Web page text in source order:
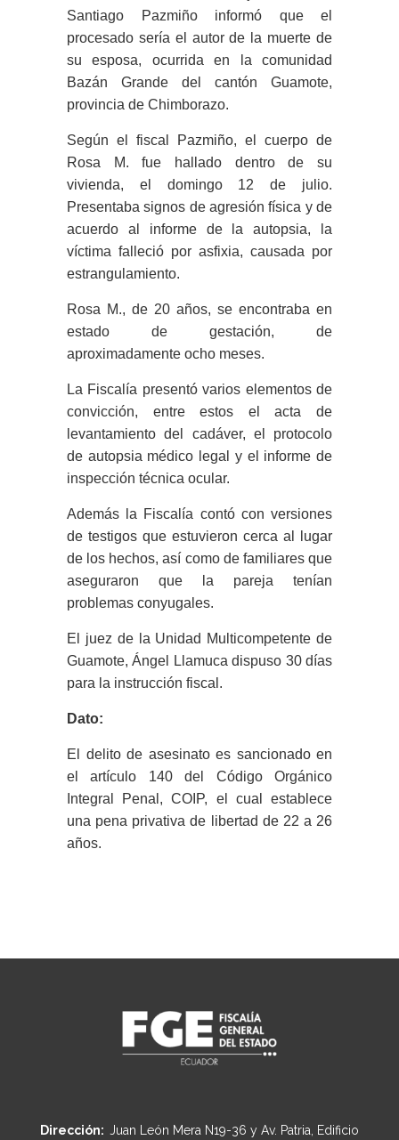
Santiago Pazmiño informó que el
procesado sería el autor de la muerte de
su esposa, ocurrida en la comunidad
Bazán Grande del cantón Guamote,
provincia de Chimborazo.
Según el fiscal Pazmiño, el cuerpo de
Rosa M. fue hallado dentro de su
vivienda, el domingo 12 de julio.
Presentaba signos de agresión física y de
acuerdo al informe de la autopsia, la
víctima falleció por asfixia, causada por
estrangulamiento.
Rosa M., de 20 años, se encontraba en
estado de gestación, de
aproximadamente ocho meses.
La Fiscalía presentó varios elementos de
convicción, entre estos el acta de
levantamiento del cadáver, el protocolo
de autopsia médico legal y el informe de
inspección técnica ocular.
Además la Fiscalía contó con versiones
de testigos que estuvieron cerca al lugar
de los hechos, así como de familiares que
aseguraron que la pareja tenían
problemas conyugales.
El juez de la Unidad Multicompetente de
Guamote, Ángel Llamuca dispuso 30 días
para la instrucción fiscal.
Dato:
El delito de asesinato es sancionado en
el artículo 140 del Código Orgánico
Integral Penal, COIP, el cual establece
una pena privativa de libertad de 22 a 26
años.
Dirección: Juan León Mera N19-36 y Av. Patria, Edificio